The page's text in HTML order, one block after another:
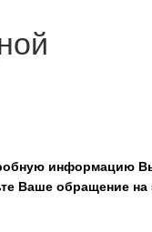
информацию
Ваше обращение на